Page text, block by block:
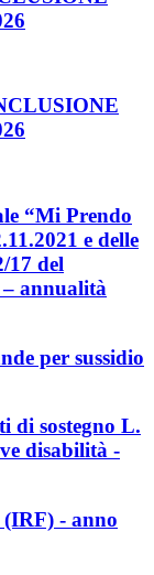
“Mi Prendo
e delle
17 del
– annualità
per sussidio
di sostegno L.
disabilità -
- anno